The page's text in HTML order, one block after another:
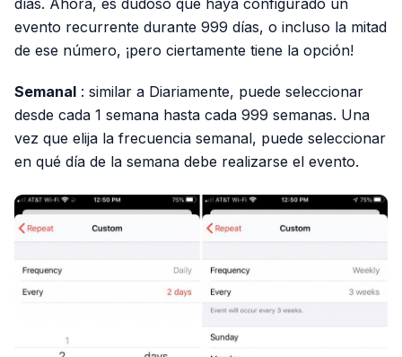
días. Ahora, es dudoso que haya configurado un
evento recurrente durante 999 días, o incluso la mitad
de ese número, ¡pero ciertamente tiene la opción!
Semanal : similar a Diariamente, puede seleccionar
desde cada 1 semana hasta cada 999 semanas. Una
vez que elija la frecuencia semanal, puede seleccionar
en qué día de la semana debe realizarse el evento.